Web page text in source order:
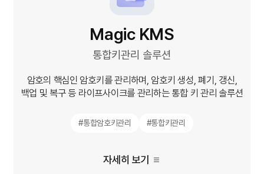
Magic KMS​
통합키관리 솔루션
암호의 핵심인 암호키를 관리하며, 암호키 생성, 폐기, 갱신,
백업 및 복구 등 라이프사이크를 관리하는 통합 키 관리 솔루션
#통합암호키관리 #통합키관리
자세히 보기